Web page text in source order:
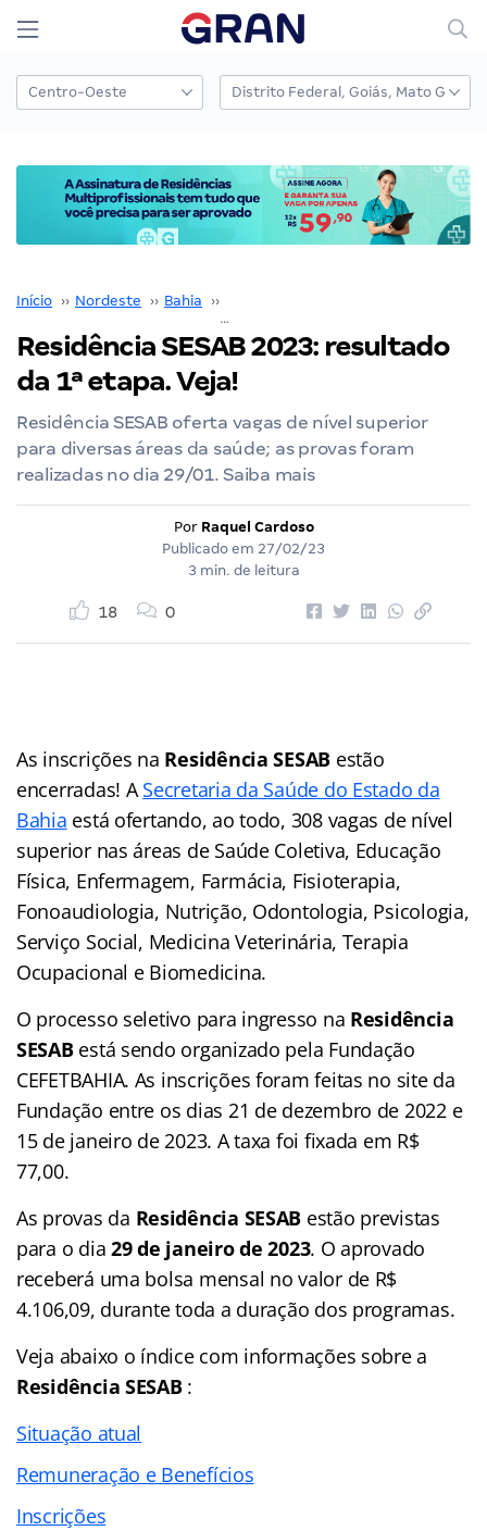
Início ›› Nordeste ›› Bahia ››
Residência SESAB 2023: resultado
da 1ª etapa. Veja!
Residência SESAB oferta vagas de nível superior
para diversas áreas da saúde; as provas foram
realizadas no dia 29/01. Saiba mais
Por Raquel Cardoso
Publicado em 27/02/23
3 min. de leitura
18 0
As inscrições na Residência SESAB estão
encerradas! ASecretaria da Saúde do Estado da
Bahia está ofertando, ao todo, 308 vagas de nível
superior nas áreas de Saúde Coletiva, Educação
Física, Enfermagem, Farmácia, Fisioterapia,
Fonoaudiologia, Nutrição, Odontologia, Psicologia,
Serviço Social, Medicina Veterinária, Terapia
Ocupacional e Biomedicina.
O processo seletivo para ingresso na Residência
SESABestá sendo organizado pela Fundação
CEFETBAHIA. As inscrições foram feitas no site da
Fundação entre os dias 21 de dezembro de 2022 e
15 de janeiro de 2023. A taxa foi fixada em R$
77,00.
As provas da Residência SESAB estão previstas
para o dia29 de janeiro de 2023. O aprovado
receberá uma bolsa mensal no valor de R$
4.106,09, durante toda a duração dos programas.
Veja abaixo o índicecom informações sobre a
Residência SESAB:
Situação atual
Remuneração e Benefícios
Inscrições